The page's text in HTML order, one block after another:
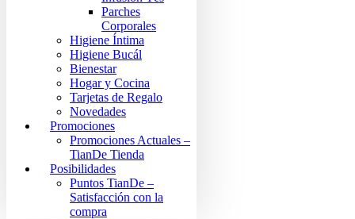
Parches
Corporales
Higiene Íntima
Higiene Bucál
Bienestar
Hogar y Cocina
Tarjetas de Regalo
Novedades
Promociones
Promociones Actuales –
TianDe Tienda
Posibilidades
Puntos TianDe –
Satisfacción con la
compra